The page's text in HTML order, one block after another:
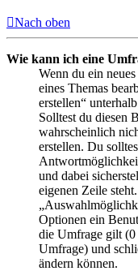
Nach oben
Wie kann ich eine
Wenn du ein
eines Themas
erstellen“
Solltest du diesen
wahrscheinlich
erstellen. Du
und dabei
eigenen Zeile
Optionen ein
die Umfrage gilt (0
Umfrage) und
ändern können.